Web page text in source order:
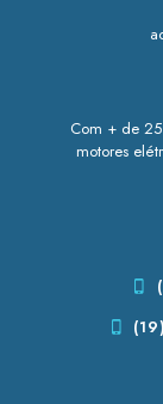
Com + de
motores